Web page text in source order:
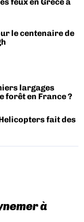
le centenaire de
largages
forêt en France ?
fait des
à